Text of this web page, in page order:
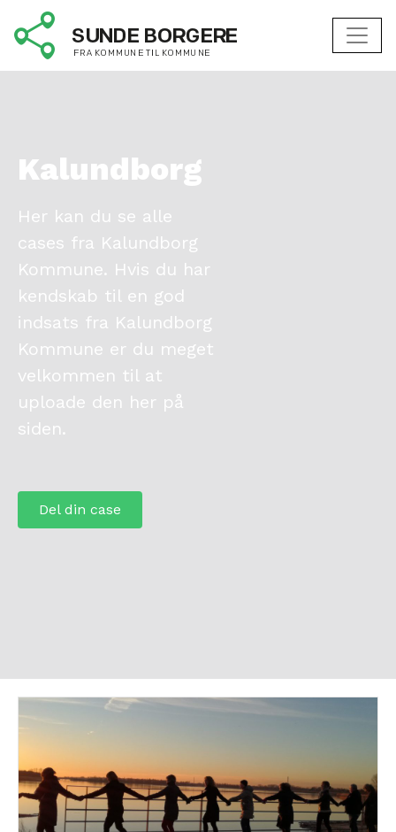
Kalundborg
Her kan du se alle
cases fra Kalundborg
Kommune. Hvis du har
kendskab til en god
indsats fra Kalundborg
Kommune er du meget
velkommen til at
uploade den her på
siden.
Del din case